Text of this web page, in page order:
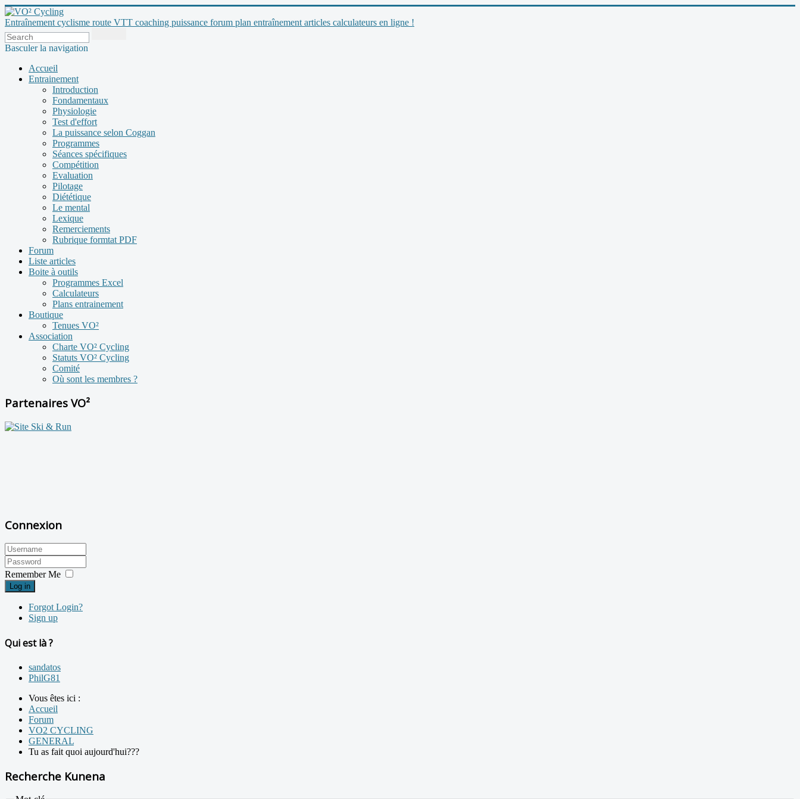
Entraînement cyclisme route VTT coaching puissance forum plan entraînement articles calculateurs en ligne !
Basculer la navigation
Accueil
Entrainement
Introduction
Fondamentaux
Physiologie
Test d'effort
La puissance selon Coggan
Programmes
Séances spécifiques
Compétition
Evaluation
Pilotage
Diététique
Le mental
Lexique
Remerciements
Rubrique formtat PDF
Forum
Liste articles
Boite à outils
Programmes Excel
Calculateurs
Plans entrainement
Boutique
Tenues VO²
Association
Charte VO² Cycling
Statuts VO² Cycling
Comité
Où sont les membres ?
Partenaires VO²
Connexion
Remember Me
Log in
Forgot Login?
Sign up
Qui est là ?
sandatos
PhilG81
Vous êtes ici :
Accueil
Forum
VO2 CYCLING
GENERAL
Tu as fait quoi aujourd'hui???
Recherche Kunena